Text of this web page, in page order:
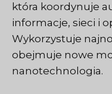
która koordynuje
informacje, sieci i
Wykorzystuje
obejmuje nowe
nanotechnologia.